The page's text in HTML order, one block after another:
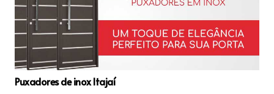
Puxadores de inox Itajaí